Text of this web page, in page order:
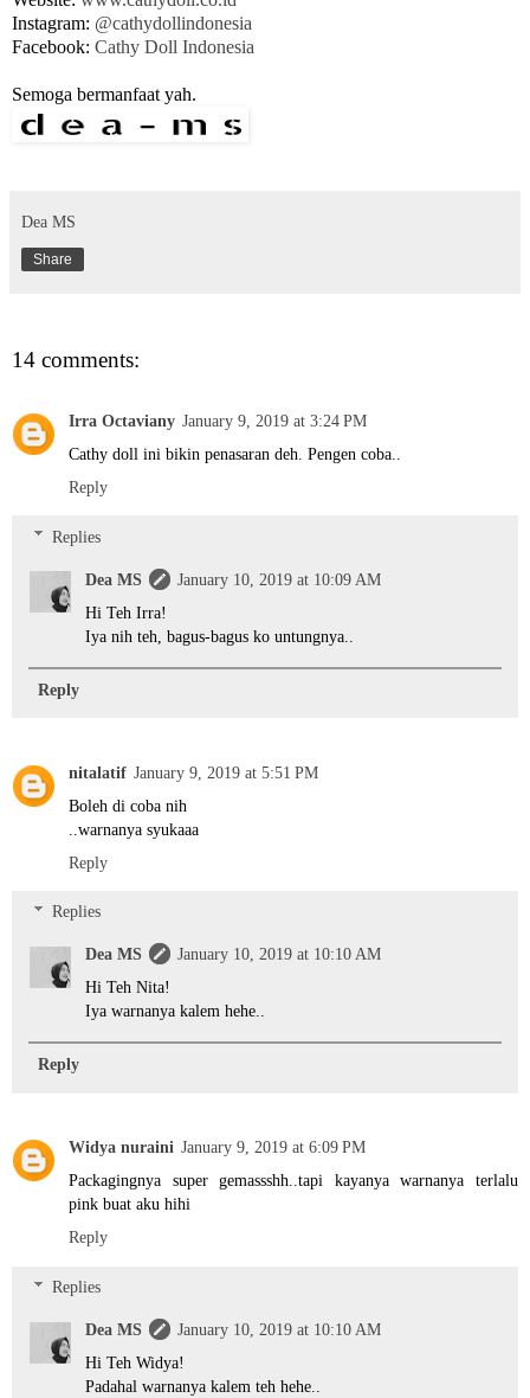
Instagram: @cathydollindonesia
Facebook: Cathy Doll Indonesia
Semoga bermanfaat yah.
Dea MS
Share
14 comments:
Irra Octaviany January 9, 2019 at 3:24 PM
Cathy doll ini bikin penasaran deh. Pengen coba..
Reply
Replies
Dea MS
January 10, 2019 at 10:09 AM
Hi Teh Irra!
Iya nih teh, bagus-bagus ko untungnya..
Reply
nitalatif January 9, 2019 at 5:51 PM
Boleh di coba nih
..warnanya syukaaa
Reply
Replies
Dea MS
January 10, 2019 at 10:10 AM
Hi Teh Nita!
Iya warnanya kalem hehe..
Reply
Widya nuraini January 9, 2019 at 6:09 PM
Packagingnya super gemassshh..tapi kayanya warnanya terlalu
pink buat aku hihi
Reply
Replies
Dea MS
January 10, 2019 at 10:10 AM
Hi Teh Widya!
Padahal warnanya kalem teh hehe..